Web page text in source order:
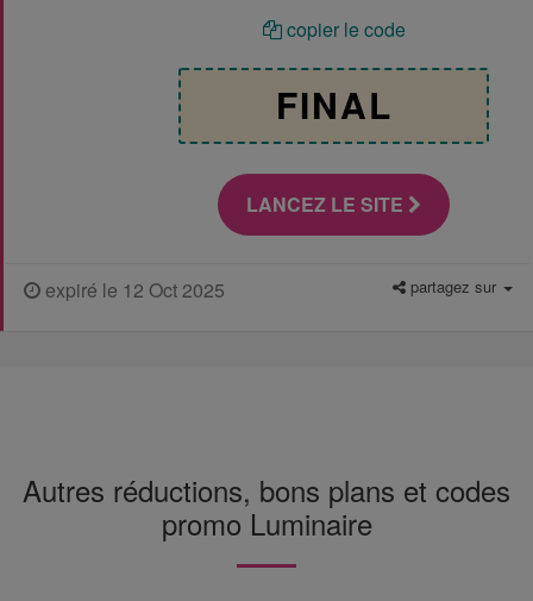
copier le code
FINAL
LANCEZ LE SITE
expiré le 12 Oct 2025 partagez sur
Autres réductions, bons plans et codes
promo Luminaire